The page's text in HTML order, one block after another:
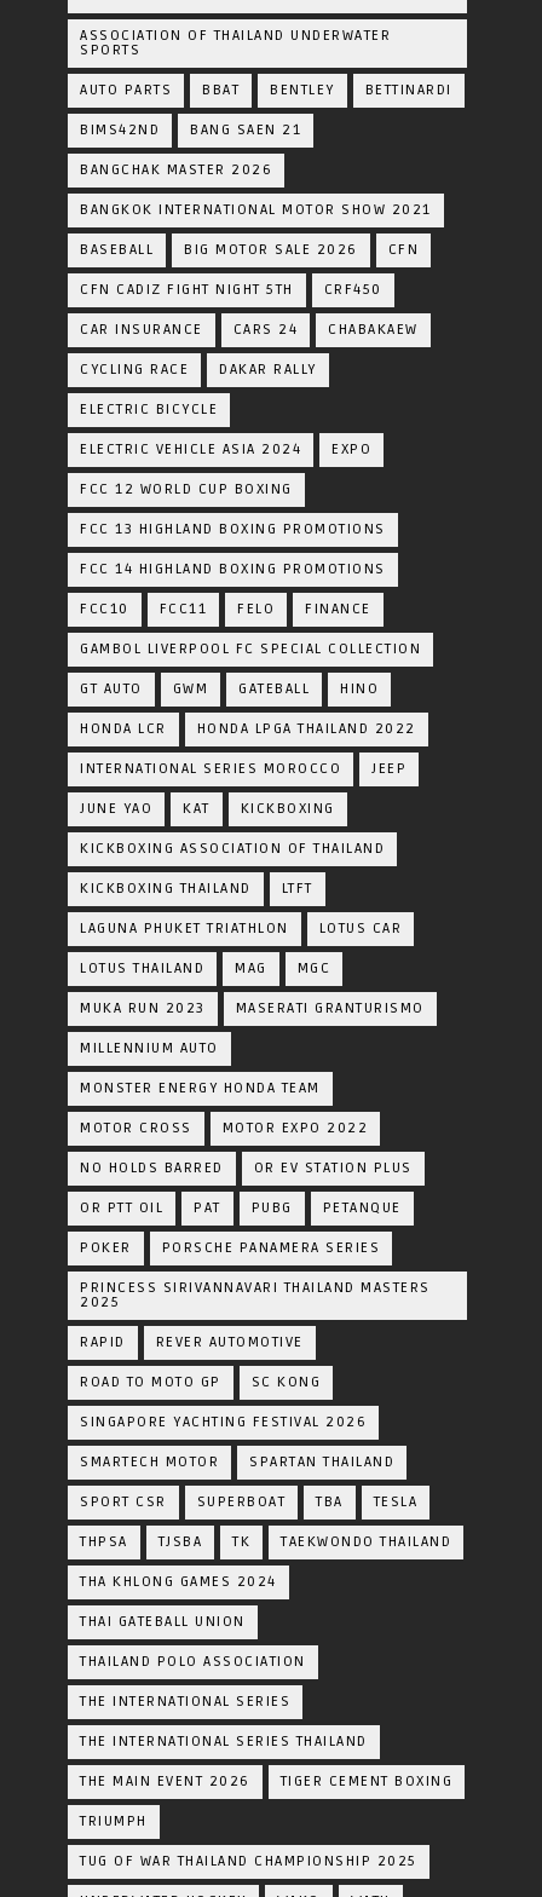
ASSOCIATION OF THAILAND UNDERWATER
SPORTS
AUTO PARTS BBAT BENTLEY BETTINARDI
BIMS42ND BANG SAEN 21
BANGCHAK MASTER 2026
BANGKOK INTERNATIONAL MOTOR SHOW 2021
BASEBALL BIG MOTOR SALE 2026 CFN
CFN CADIZ FIGHT NIGHT 5TH CRF450
CAR INSURANCE CARS 24 CHABAKAEW
CYCLING RACE DAKAR RALLY
ELECTRIC BICYCLE
ELECTRIC VEHICLE ASIA 2024 EXPO
FCC 12 WORLD CUP BOXING
FCC 13 HIGHLAND BOXING PROMOTIONS
FCC 14 HIGHLAND BOXING PROMOTIONS
FCC10 FCC11 FELO FINANCE
GAMBOL LIVERPOOL FC SPECIAL COLLECTION
GT AUTO GWM GATEBALL HINO
HONDA LCR HONDA LPGA THAILAND 2022
INTERNATIONAL SERIES MOROCCO JEEP
JUNE YAO KAT KICKBOXING
KICKBOXING ASSOCIATION OF THAILAND
KICKBOXING THAILAND LTFT
LAGUNA PHUKET TRIATHLON LOTUS CAR
LOTUS THAILAND MAG MGC
MUKA RUN 2023 MASERATI GRANTURISMO
MILLENNIUM AUTO
MONSTER ENERGY HONDA TEAM
MOTOR CROSS MOTOR EXPO 2022
NO HOLDS BARRED OR EV STATION PLUS
OR PTT OIL PAT PUBG PETANQUE
POKER PORSCHE PANAMERA SERIES
PRINCESS SIRIVANNAVARI THAILAND MASTERS
2025
RAPID REVER AUTOMOTIVE
ROAD TO MOTO GP SC KONG
SINGAPORE YACHTING FESTIVAL 2026
SMARTECH MOTOR SPARTAN THAILAND
SPORT CSR SUPERBOAT TBA TESLA
THPSA TJSBA TK TAEKWONDO THAILAND
THA KHLONG GAMES 2024
THAI GATEBALL UNION
THAILAND POLO ASSOCIATION
THE INTERNATIONAL SERIES
THE INTERNATIONAL SERIES THAILAND
THE MAIN EVENT 2026 TIGER CEMENT BOXING
TRIUMPH
TUG OF WAR THAILAND CHAMPIONSHIP 2025